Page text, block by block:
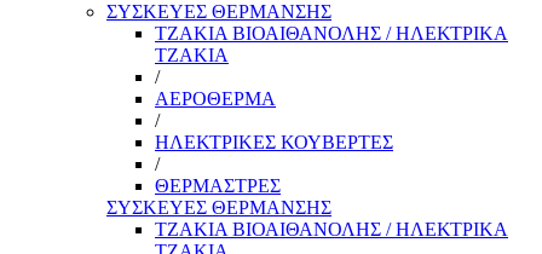
ΣΥΣΚΕΥΕΣ ΘΕΡΜΑΝΣΗΣ
ΤΖΑΚΙΑ ΒΙΟΑΙΘΑΝΟΛΗΣ / ΗΛΕΚΤΡΙΚΑ
ΤΖΑΚΙΑ
/
ΑΕΡΟΘΕΡΜΑ
/
ΗΛΕΚΤΡΙΚΕΣ ΚΟΥΒΕΡΤΕΣ
/
ΘΕΡΜΑΣΤΡΕΣ
ΣΥΣΚΕΥΕΣ ΘΕΡΜΑΝΣΗΣ
ΤΖΑΚΙΑ ΒΙΟΑΙΘΑΝΟΛΗΣ / ΗΛΕΚΤΡΙΚΑ